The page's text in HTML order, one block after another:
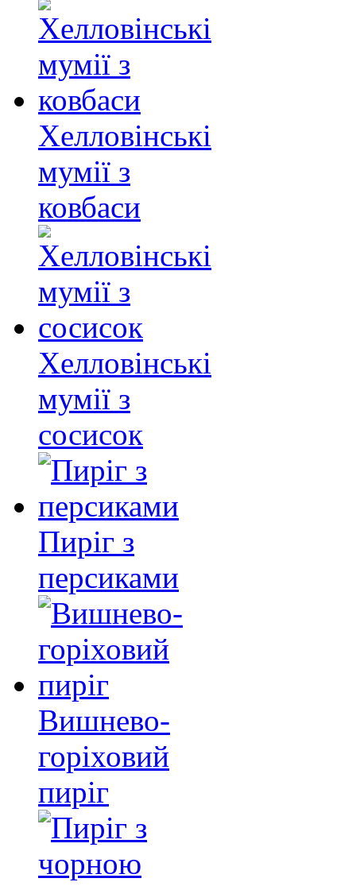
Хелловінські
мумії з
ковбаси
Хелловінські
мумії з
сосисок
Пиріг з
персиками
Вишнево-
горіховий
пиріг